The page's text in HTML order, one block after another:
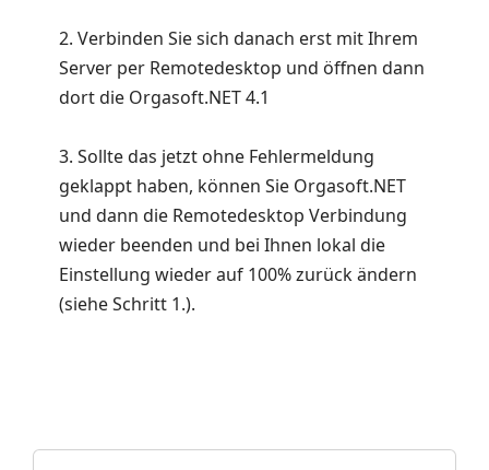
2. Verbinden Sie sich danach erst mit Ihrem
Server per Remotedesktop und öffnen dann
dort die Orgasoft.NET 4.1
3. Sollte das jetzt ohne Fehlermeldung
geklappt haben, können Sie Orgasoft.NET
und dann die Remotedesktop Verbindung
wieder beenden und bei Ihnen lokal die
Einstellung wieder auf 100% zurück ändern
(siehe Schritt 1.).